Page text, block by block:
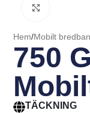
Hem/Mobilt
750
TÄCKNING